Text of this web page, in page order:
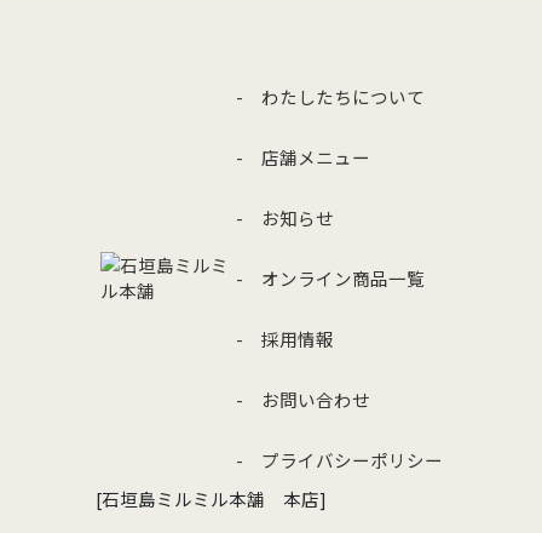
- わたしたちについて
- 店舗メニュー
- お知らせ
- オンライン商品一覧
- 採用情報
- お問い合わせ
- プライバシーポリシー
[石垣島ミルミル本舗 本店]